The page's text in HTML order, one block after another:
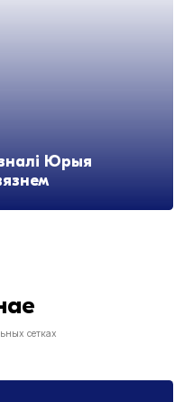
Юрыя
сетках